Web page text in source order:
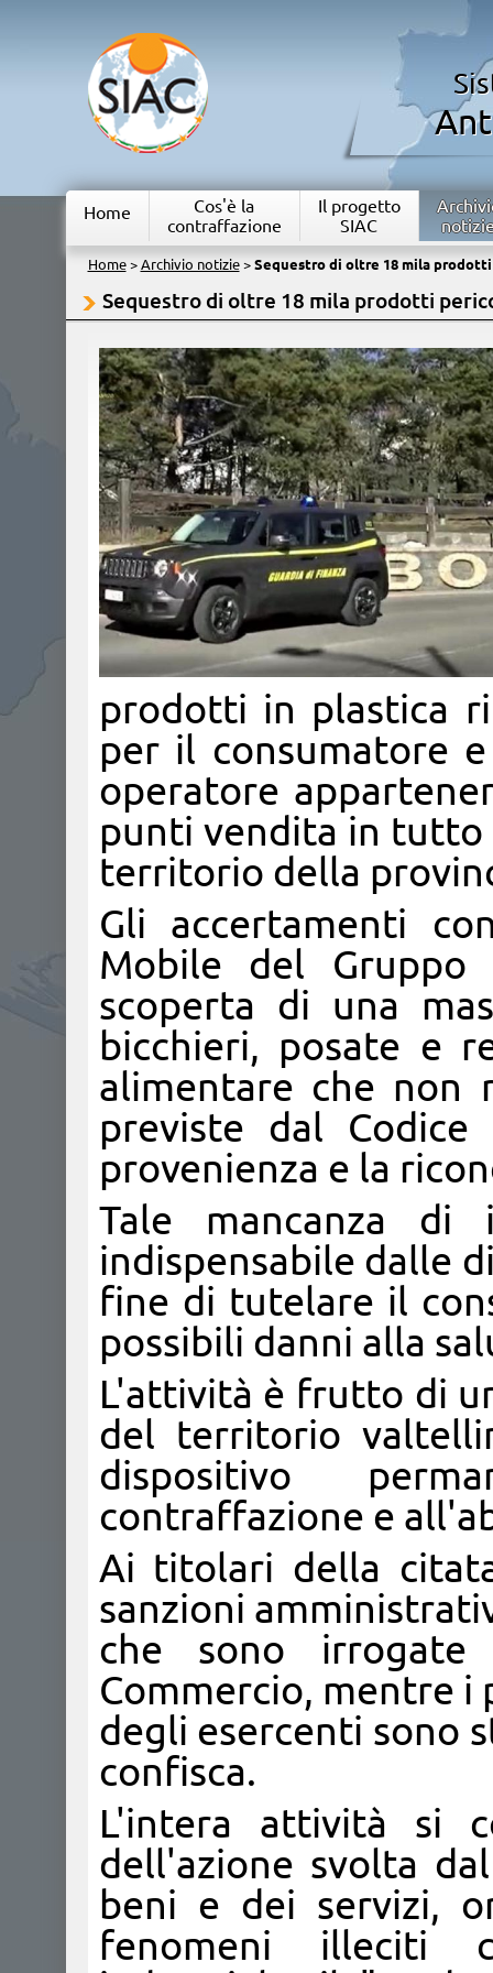
Home
Cos'è la
contraffazione
Il progetto
SIAC
Home> Archivio notizie> Sequestro di oltre 18 mila
Sequestro di oltre 18 mila prodotti
prodotti in plastica
per il consumatore
operatore
punti vendita in tutto
territorio della
Gli accertamenti
Mobile del
scoperta di una
bicchieri, posate e
alimentare che non
previste dal
provenienza e la
Tale mancanza
indispensabile dalle
fine di tutelare il
possibili danni alla
L'attività è frutto di
del territorio
dispositivo
contraffazione e
Ai titolari della
sanzioni
che sono irrogate
Commercio, mentre
degli esercenti sono
confisca.
L'intera attività si
dell'azione svolta
beni e dei servizi,
fenomeni illeciti